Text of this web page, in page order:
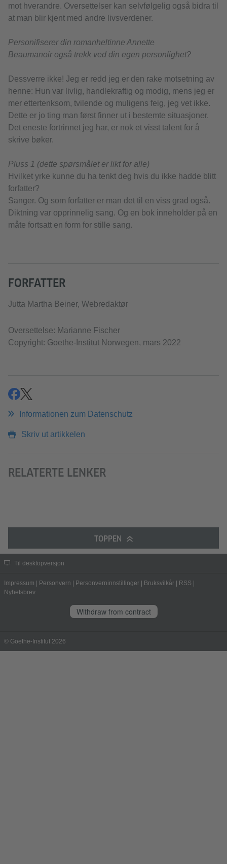
mot hverandre. Oversettelser kan selvfølgelig også bidra til
at man blir kjent med andre livsverdener.
Personifiserer din romanheltinne Annette
Beaumanoir også trekk ved din egen personlighet?
Dessverre ikke! Jeg er redd jeg er den rake motsetning av
henne: Hun var livlig, handlekraftig og modig, mens jeg er
mer ettertenksom, tvilende og muligens feig, jeg vet ikke.
Dette er jo ting man først finner ut i bestemte situasjoner.
Det eneste fortrinnet jeg har, er nok et visst talent for å
skrive bøker.
Pluss 1 (dette spørsmålet er likt for alle)
Hvilket yrke kunne du ha tenkt deg hvis du ikke hadde blitt
forfatter?
Sanger. Og som forfatter er man det til en viss grad også.
Diktning var opprinnelig sang. Og en bok inneholder på en
måte fortsatt en form for stille sang.
FORFATTER
Jutta Martha Beiner, Webredaktør
Oversettelse: Marianne Fischer
Copyright: Goethe-Institut Norwegen, mars 2022
teilenteilen
Informationen zum Datenschutz
Skriv ut artikkelen
RELATERTE LENKER
TOPPEN
Til desktopversjon
Impressum Personvern Personverninnstillinger Bruksvilkår RSS
Nyhetsbrev
Withdraw from contract
© Goethe-Institut 2026